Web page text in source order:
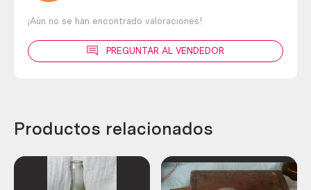
¡Aún no se han encontrado valoraciones!
PREGUNTAR AL VENDEDOR
Productos relacionados